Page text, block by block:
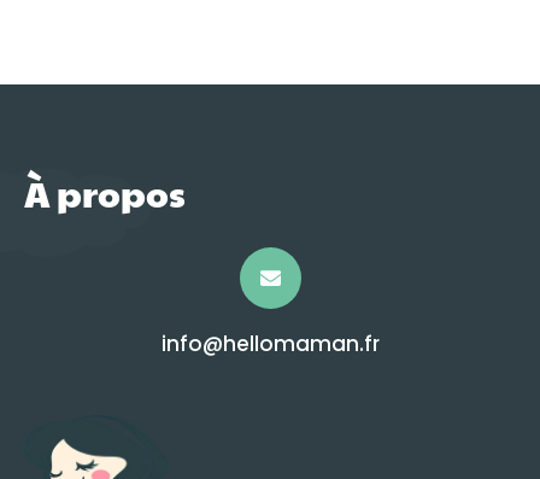
À propos
info@hellomaman.fr